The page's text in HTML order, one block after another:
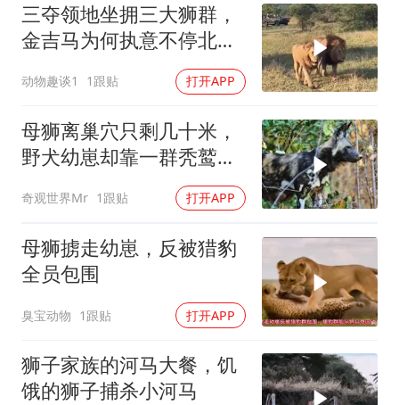
中国经济展现强大韧性和活力
三夺领地坐拥三大狮群，
金吉马为何执意不停北
动物趣谈1 1跟贴 打开APP
母狮离巢穴只剩几十米，
野犬幼崽却靠一群秃鹫捡
奇观世界Mr 1跟贴 打开APP
母狮掳走幼崽，反被猎豹
全员包围
臭宝动物 1跟贴 打开APP
狮子家族的河马大餐，饥
饿的狮子捕杀小河马